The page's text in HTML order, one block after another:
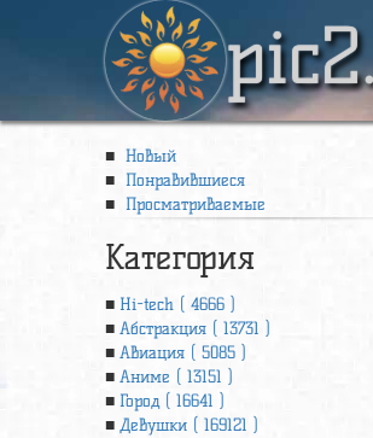
Новый
Понравившиеся
Просматриваемые
Категория
Hi-tech ( 4666 )
Абстракция ( 13731 )
Авиация ( 5085 )
Аниме ( 13151 )
Город ( 16641 )
Девушки ( 169121 )